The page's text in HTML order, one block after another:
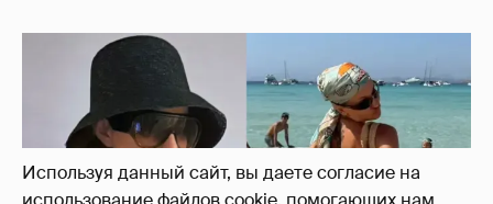
Используя данный сайт, вы даете согласие на